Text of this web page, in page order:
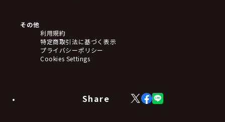
ステッカー・シール・カード
タペストリー・ポスター
アームサポーター
ブレードホルダー
食品・飲料品
その他
利用規約
特定商取引法に基づく表示
プライバシーポリシー
Cookies Settings
Share
X
(Twitter)
Facebook
LINE